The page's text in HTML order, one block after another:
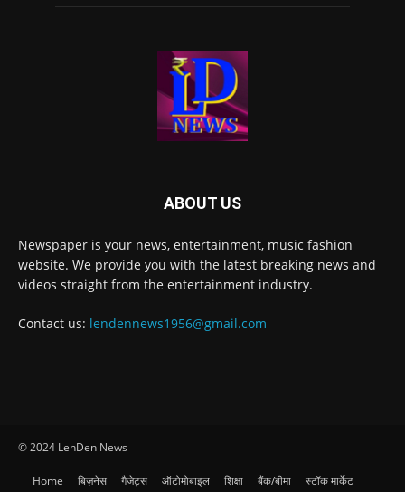
ABOUT US
Newspaper is your news, entertainment, music fashion
website. We provide you with the latest breaking news and
videos straight from the entertainment industry.
Contact us: lendennews1956@gmail.com
© 2024 LenDen News
Home बिज़नेस गैजेट्स ऑटोमोबाइल शिक्षा बैंक/बीमा स्टॉक मार्केट